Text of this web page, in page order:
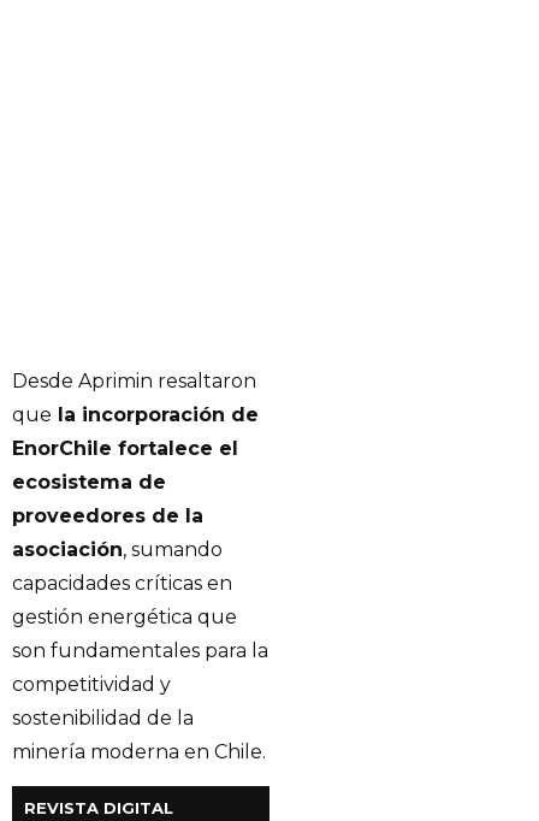
Desde Aprimin resaltaron
que la incorporación de
EnorChile fortalece el
ecosistema de
proveedores de la
asociación, sumando
capacidades críticas en
gestión energética que
son fundamentales para la
competitividad y
sostenibilidad de la
minería moderna en Chile.
REVISTA DIGITAL